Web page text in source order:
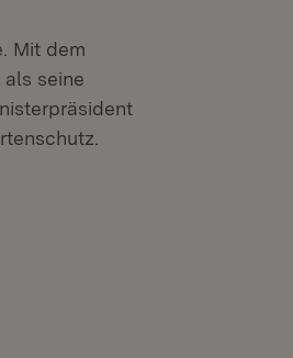
Mit dem
seine